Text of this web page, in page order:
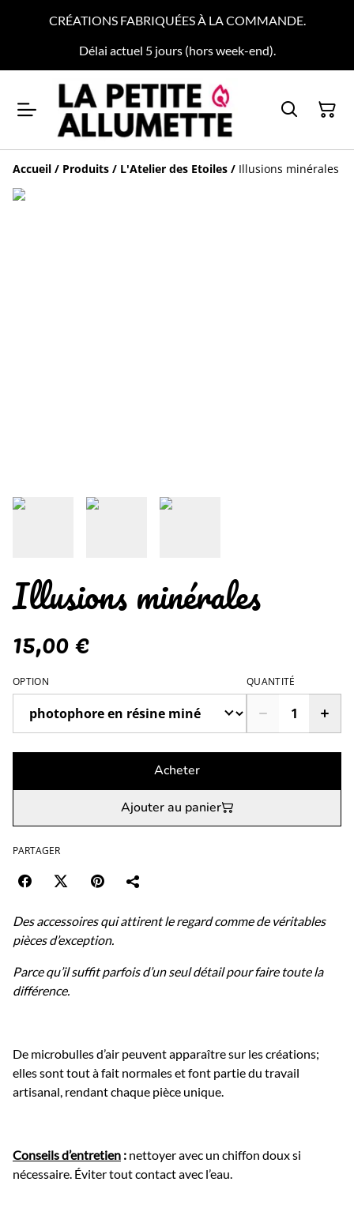
CRÉATIONS FABRIQUÉES À LA COMMANDE.
Délai actuel 5 jours (hors week-end).
Accueil / Produits / L'Atelier des Etoiles / Illusions minérales
Illusions minérales
15,00 €
OPTION QUANTITÉ
Acheter
Ajouter au panier
PARTAGER
Des accessoires qui attirent le regard comme de véritables
pièces d’exception.
Parce qu’il suffit parfois d’un seul détail pour faire toute la
différence.
De microbulles d’air peuvent apparaître sur les créations;
elles sont tout à fait normales et font partie du travail
artisanal, rendant chaque pièce unique.
Conseils d’entretien : nettoyer avec un chiffon doux si
nécessaire. Éviter tout contact avec l’eau.